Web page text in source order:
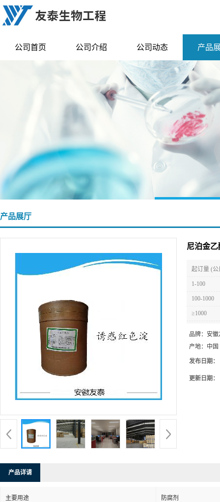
公司首页 公司介绍 公司动态 产品
产品展厅
尼泊金
起订量 (公
1-100
100-1000
≥1000
品牌： 安徽
产地： 中国
发布日期：
更新日期：
产品详请
主要用途 防腐剂